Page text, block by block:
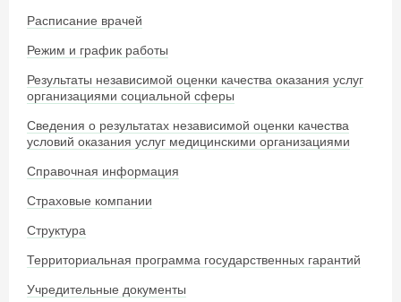
Расписание врачей
Режим и график работы
Результаты независимой оценки качества оказания услуг
организациями социальной сферы
Сведения о результатах независимой оценки качества
условий оказания услуг медицинскими организациями
Справочная информация
Страховые компании
Структура
Территориальная программа государственных гарантий
Учредительные документы